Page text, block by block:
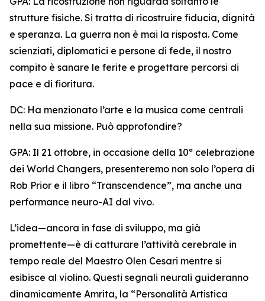
strutture fisiche. Si tratta di ricostruire fiducia, dignità
e speranza. La guerra non è mai la risposta. Come
scienziati, diplomatici e persone di fede, il nostro
compito è sanare le ferite e progettare percorsi di
pace e di fioritura.
DC: Ha menzionato l’arte e la musica come centrali
nella sua missione. Può approfondire?
GPA: Il 21 ottobre, in occasione della 10ª celebrazione
dei World Changers, presenteremo non solo l’opera di
Rob Prior e il libro “Transcendence”, ma anche una
performance neuro-AI dal vivo.
L’idea—ancora in fase di sviluppo, ma già
promettente—è di catturare l’attività cerebrale in
tempo reale del Maestro Olen Cesari mentre si
esibisce al violino. Questi segnali neurali guideranno
dinamicamente Amrita, la “Personalità Artistica